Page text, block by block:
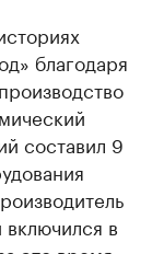
благодаря
составил 9
в